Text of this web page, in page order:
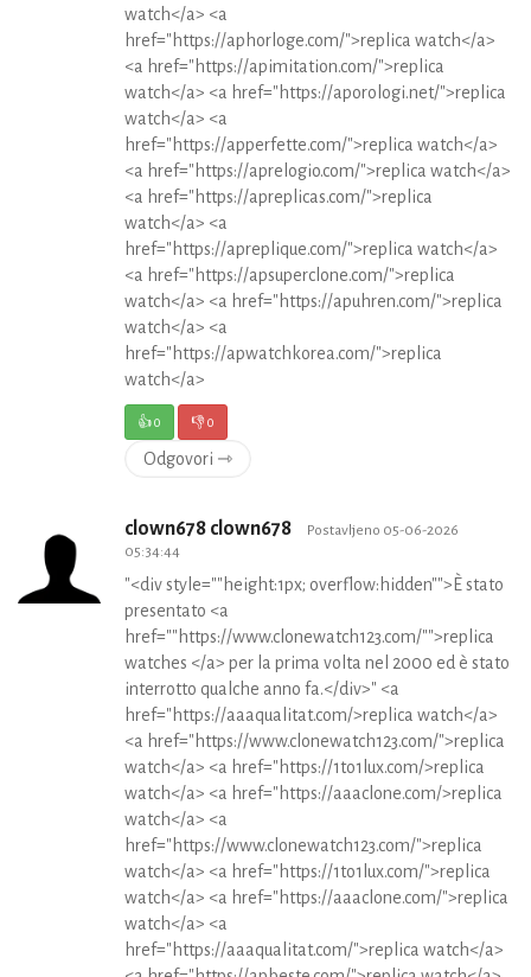
watch</a> <a
href="https://aphorloge.com/">replica watch</a>
<a href="https://apimitation.com/">replica
watch</a> <a href="https://aporologi.net/">replica
watch</a> <a
href="https://apperfette.com/">replica watch</a>
<a href="https://aprelogio.com/">replica watch</a>
<a href="https://apreplicas.com/">replica
watch</a> <a
href="https://apreplique.com/">replica watch</a>
<a href="https://apsuperclone.com/">replica
watch</a> <a href="https://apuhren.com/">replica
watch</a> <a
href="https://apwatchkorea.com/">replica
watch</a>
👍0 👎0
Odgovori ⇾
clown678 clown678
Postavljeno 05-06-2026
05:34:44
"<div style=""height:1px; overflow:hidden"">È stato
presentato <a
href=""https://www.clonewatch123.com/"">replica
watches </a> per la prima volta nel 2000 ed è stato
interrotto qualche anno fa.</div>" <a
href="https://aaaqualitat.com/>replica watch</a>
<a href="https://www.clonewatch123.com/">replica
watch</a> <a href="https://1to1lux.com/>replica
watch</a> <a href="https://aaaclone.com/>replica
watch</a> <a
href="https://www.clonewatch123.com/">replica
watch</a> <a href="https://1to1lux.com/">replica
watch</a> <a href="https://aaaclone.com/">replica
watch</a> <a
href="https://aaaqualitat.com/">replica watch</a>